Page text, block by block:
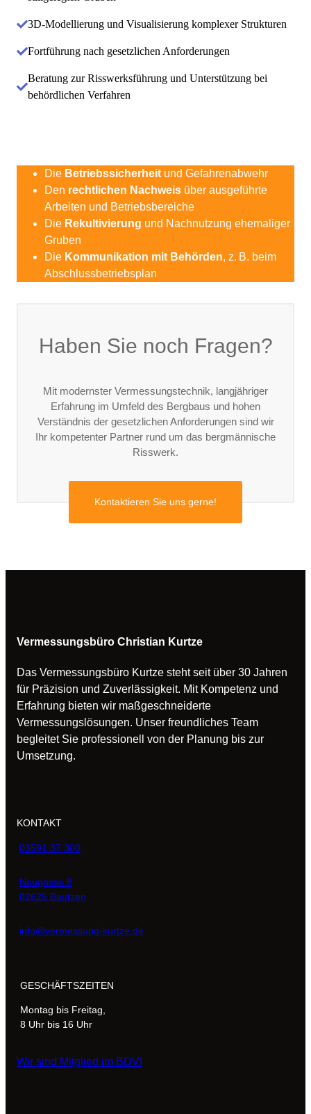
3D-Modellierung und Visualisierung komplexer Strukturen
Fortführung nach gesetzlichen Anforderungen
Beratung zur Risswerksführung und Unterstützung bei
behördlichen Verfahren
Die Betriebssicherheit und Gefahrenabwehr
Den rechtlichen Nachweis über ausgeführte
Arbeiten und Betriebsbereiche
Die Rekultivierung und Nachnutzung ehemaliger
Gruben
Die Kommunikation mit Behörden, z. B. beim
Abschlussbetriebsplan
Haben Sie noch Fragen?
Mit modernster Vermessungstechnik, langjähriger
Erfahrung im Umfeld des Bergbaus und hohen
Verständnis der gesetzlichen Anforderungen sind wir
Ihr kompetenter Partner rund um das bergmännische
Risswerk.
Kontaktieren Sie uns gerne!
Vermessungsbüro Christian Kurtze
Das Vermessungsbüro Kurtze steht seit über 30 Jahren
für Präzision und Zuverlässigkeit. Mit Kompetenz und
Erfahrung bieten wir maßgeschneiderte
Vermessungslösungen. Unser freundliches Team
begleitet Sie professionell von der Planung bis zur
Umsetzung.
KONTAKT
03591 37 300
Neugasse 8
02625 Bautzen
info@vermessung-kurtze.de
GESCHÄFTSZEITEN
Montag bis Freitag,
8 Uhr bis 16 Uhr
Wir sind Mitglied im BDVI